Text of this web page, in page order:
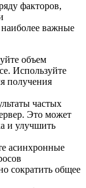
факторов,
наиболее важные
объем
Используйте
получения
частых
Это может
и улучшить
асинхронные
сократить общее